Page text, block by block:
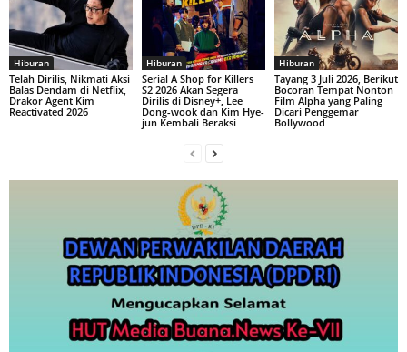
Hiburan
Telah Dirilis, Nikmati Aksi
Balas Dendam di Netflix,
Drakor Agent Kim
Reactivated 2026
Hiburan
Serial A Shop for Killers
S2 2026 Akan Segera
Dirilis di Disney+, Lee
Dong-wook dan Kim Hye-
jun Kembali Beraksi
Hiburan
Tayang 3 Juli 2026, Berikut
Bocoran Tempat Nonton
Film Alpha yang Paling
Dicari Penggemar
Bollywood